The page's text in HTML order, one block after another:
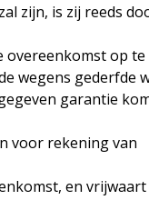
zijn, is zij reeds
overeenkomst op te
wegens gederfde
garantie
voor rekening van
en vrijwaart